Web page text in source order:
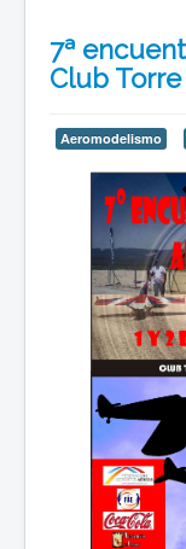
7ª
Club Torre
Aeromodelismo